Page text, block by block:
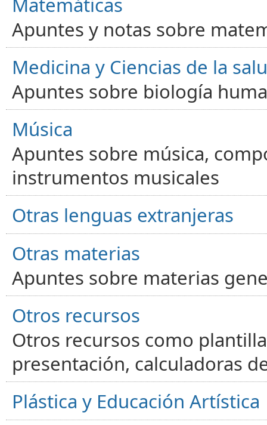
Apuntes y notas sobre
Medicina y Ciencias de la
Apuntes sobre biología
Música
Apuntes sobre música,
instrumentos musicales
Otras lenguas extranjeras
Otras materias
Apuntes sobre materias
Otros recursos
Otros recursos como
presentación, calculadoras
Plástica y Educación Artística